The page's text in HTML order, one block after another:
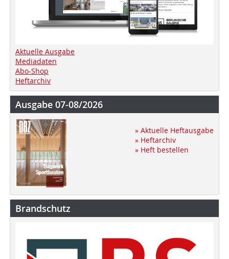
Aktuelle Ausgabe
Mediadaten
Abo-Shop
Heftarchiv
Ausgabe 07-08/2026
» Aktuelle Heftausgabe
» Heftarchiv
» Heft bestellen
Brandschutz